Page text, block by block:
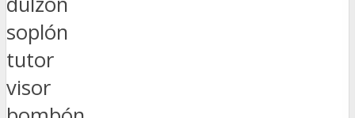
soplón
tutor
visor